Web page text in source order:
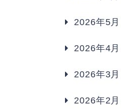
2026年5月
2026年4月
2026年3月
2026年2月